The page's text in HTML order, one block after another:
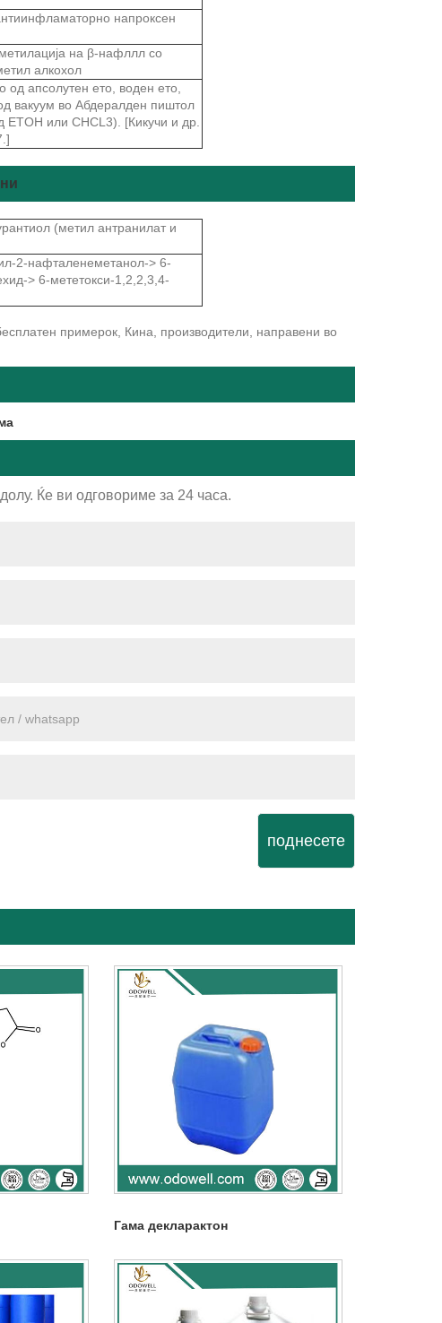
напроксен
на β-нафллл со
алкохол
од апсолутен ето, воден ето,
вакуум во Абдералден пиштол
ETOH или CHCL3). [Кикучи и др.
(метил антранилат и
2-нафталенеметанол-> 6-
> 6-мететокси-1,2,2,3,4-
примерок, Кина, производители, направени во
Ќе ви одговориме за 24 часа.
поднесете
Гама декларактон